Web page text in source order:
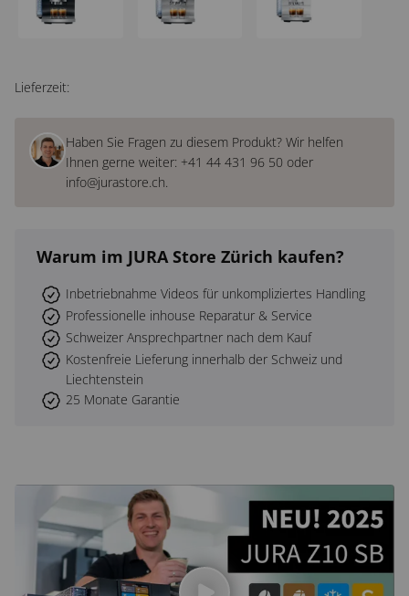
Lieferzeit:
Haben Sie Fragen zu diesem Produkt? Wir helfen
Ihnen gerne weiter: +41 44 431 96 50 oder
info@jurastore.ch.
Warum im JURA Store Zürich kaufen?
Inbetriebnahme Videos für unkompliziertes Handling
Professionelle inhouse Reparatur & Service
Schweizer Ansprechpartner nach dem Kauf
Kostenfreie Lieferung innerhalb der Schweiz und
Liechtenstein
25 Monate Garantie